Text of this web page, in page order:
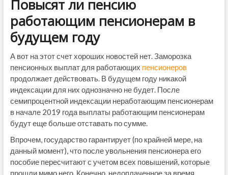
Повысят ли пенсию
работающим пенсионерам в
будущем году
А вот на этот счет хороших новостей нет. Заморозка
пенсионных выплат для работающих пенсионеров
продолжает действовать. В будущем году никакой
индексации для них однозначно не будет. После
семипроцентной индексации неработающим пенсионерам
в начале 2019 года выплаты работающим пенсионерам
будут еще больше отставать по сумме.
Впрочем, государство гарантирует (по крайней мере, на
данный момент), что после увольнения пенсионера его
пособие пересчитают с учетом всех повышений, которые
прошли мимо него. Конечно, недоплаченное за время